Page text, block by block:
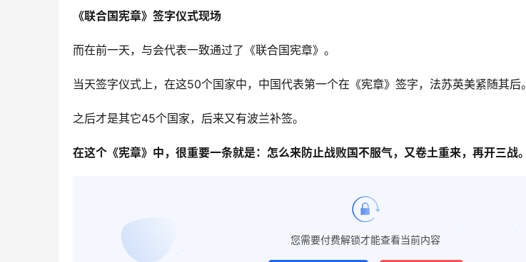
《联合国宪章》签字仪式现场
而在前一天，与会代表一致通过了《联合国宪章》。
当天签字仪式上，在这50个国家中，中国代表第一个在《宪章》签字，法苏英美紧随其后。
之后才是其它45个国家，后来又有波兰补签。
在这个《宪章》中，很重要一条就是：怎么来防止战败国不服气，又卷土重来，再开三战。
您需要付费解锁才能查看当前内容